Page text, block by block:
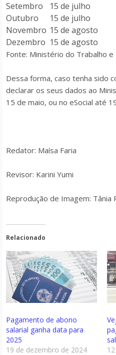
Setembro
15 de julho
Outubro
15 de julho
Novembro 15 de agosto
Dezembro 15 de agosto
Fonte: Ministério do Trabalho e
Dessa forma, caso tenha sido
declarar os seus dados ao
15 de maio, ou no eSocial até
Redator: Maísa Faria
Revisor: Karini Yumi
Reprodução de Imagem: Tânia
Relacionado
Pagamento de abono
salarial ganha data para
2025
19 de dezembro de 2024